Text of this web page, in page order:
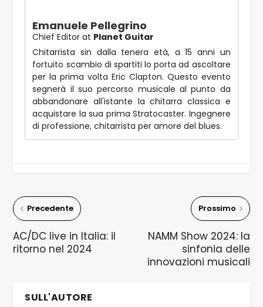
Emanuele Pellegrino
Chief Editor at Planet Guitar
Chitarrista sin dalla tenera età, a 15 anni un
fortuito scambio di spartiti lo porta ad ascoltare
per la prima volta Eric Clapton. Questo evento
segnerà il suo percorso musicale al punto da
abbandonare all'istante la chitarra classica e
acquistare la sua prima Stratocaster. Ingegnere
di professione, chitarrista per amore del blues.
Precedente
AC/DC live in Italia: il
ritorno nel 2024
Prossimo
NAMM Show 2024: la
sinfonia delle
innovazioni musicali
SULL'AUTORE